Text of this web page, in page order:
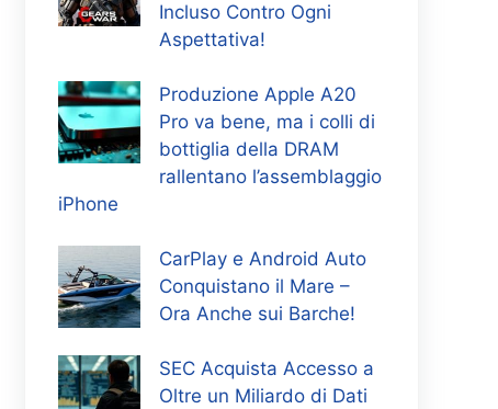
Incluso Contro Ogni
Aspettativa!
Produzione Apple A20
Pro va bene, ma i colli di
bottiglia della DRAM
rallentano l’assemblaggio
iPhone
CarPlay e Android Auto
Conquistano il Mare –
Ora Anche sui Barche!
SEC Acquista Accesso a
Oltre un Miliardo di Dati